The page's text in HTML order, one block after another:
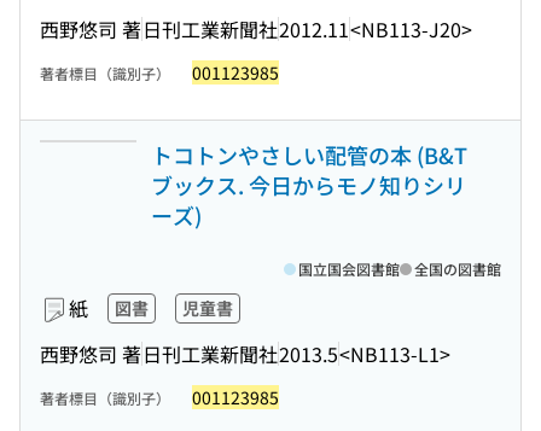
西野悠司 著日刊工業新聞社2012.11<NB113-J20>
著者標目（識別子） 001123985
トコトンやさしい配管の本 (B&T
ブックス. 今日からモノ知りシリ
ーズ)
紙 図書 児童書
西野悠司 著日刊工業新聞社2013.5<NB113-L1>
国立国会図書館 全国の図書館
著者標目（識別子） 001123985